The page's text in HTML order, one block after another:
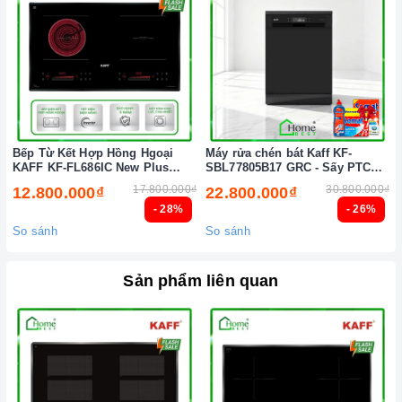
Chức năng an toàn trên bếp từ
2. Một số lưu ý khi sử dụng sản phẩm
- 28%
Bếp Từ Kết Hợp Hồng Hgoại
KAFF KF-FL686IC New Plus
12.800.000₫ 17.800.000₫
So sánh
- 26%
Máy rửa chén bát Kaff KF-
SBL77805B17 GRC - Sấy PTC
22.800.000₫ 30.800.000₫
So sánh
Sản phẩm liên quan